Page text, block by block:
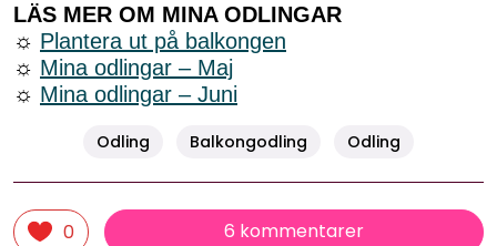
LÄS MER OM MINA ODLINGAR
☼ Plantera ut på balkongen
☼ Mina odlingar – Maj
☼ Mina odlingar – Juni
Odling Balkongodling Odling
0 6 kommentarer